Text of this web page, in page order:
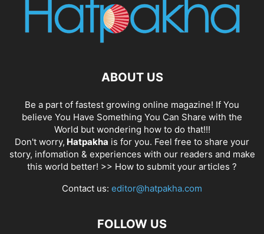
ABOUT US
Be a part of fastest growing online magazine! If You
believe You Have Something You Can Share with the
World but wondering how to do that!!!
Don't worry, Hatpakha is for you. Feel free to share your
story, infomation & experiences with our readers and make
this world better! >> How to submit your articles ?
Contact us: editor@hatpakha.com
FOLLOW US